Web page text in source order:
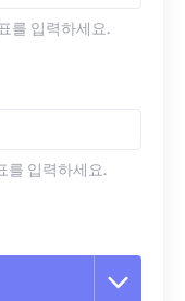
를 입력하세요.
를 입력하세요.